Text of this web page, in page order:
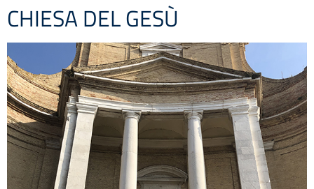
CHIESA DEL GESÙ